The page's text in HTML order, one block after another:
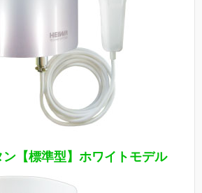
ン【標準型】ホワイトモデル